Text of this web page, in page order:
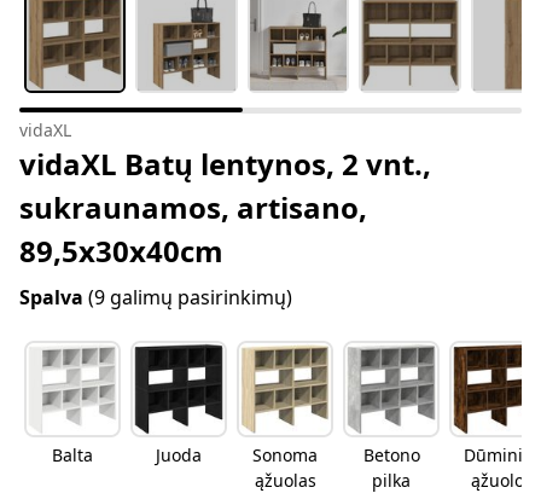
vidaXL
vidaXL Batų lentynos, 2 vnt.,
sukraunamos, artisano,
89,5x30x40cm
Spalva (9 galimų pasirinkimų)
Balta Juoda
Sonoma
ąžuolas
Betono
pilka
Dūminio
ąžuolo